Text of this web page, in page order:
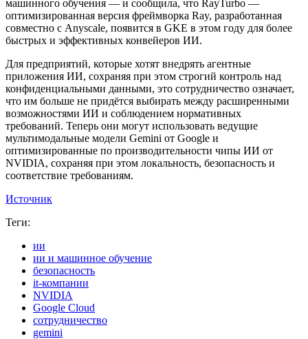
машинного обучения — и сообщила, что RayTurbo —
оптимизированная версия фреймворка Ray, разработанная
совместно с Anyscale, появится в GKE в этом году для более
быстрых и эффективных конвейеров ИИ.
Для предприятий, которые хотят внедрять агентные
приложения ИИ, сохраняя при этом строгий контроль над
конфиденциальными данными, это сотрудничество означает,
что им больше не придётся выбирать между расширенными
возможностями ИИ и соблюдением нормативных
требований. Теперь они могут использовать ведущие
мультимодальные модели Gemini от Google и
оптимизированные по производительности чипы ИИ от
NVIDIA, сохраняя при этом локальность, безопасность и
соответствие требованиям.
Источник
Теги:
ии
ии и машинное обучение
безопасность
it-компании
NVIDIA
Google Cloud
сотрудничество
gemini